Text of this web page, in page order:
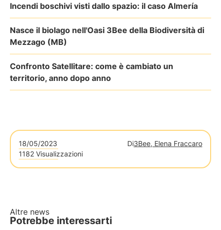
Incendi boschivi visti dallo spazio: il caso Almería
Nasce il biolago nell'Oasi 3Bee della Biodiversità di
Mezzago (MB)
Confronto Satellitare: come è cambiato un
territorio, anno dopo anno
18/05/2023 Di3Bee, Elena Fraccaro
1182 Visualizzazioni
Altre news
Potrebbe interessarti